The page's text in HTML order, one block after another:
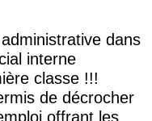
dans
interne
classe !!!
de décrocher
offrant les